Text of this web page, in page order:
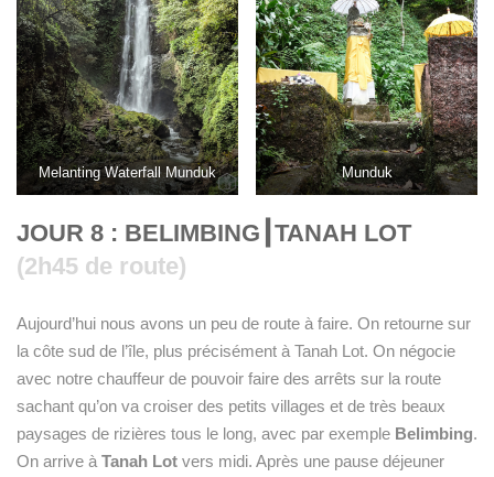
Melanting Waterfall Munduk Munduk
JOUR 8 : BELIMBING TANAH LOT
(2h45 de route)
Aujourd’hui nous avons un peu de route à faire. On retourne sur
la côte sud de l’île, plus précisément à Tanah Lot. On négocie
avec notre chauffeur de pouvoir faire des arrêts sur la route
sachant qu’on va croiser des petits villages et de très beaux
paysages de rizières tous le long, avec par exemple Belimbing.
On arrive à Tanah Lot vers midi. Après une pause déjeuner